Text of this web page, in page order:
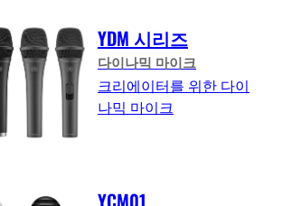
YDM 시리즈
다이나믹 마이크
크리에이터를 위한 다이
나믹 마이크